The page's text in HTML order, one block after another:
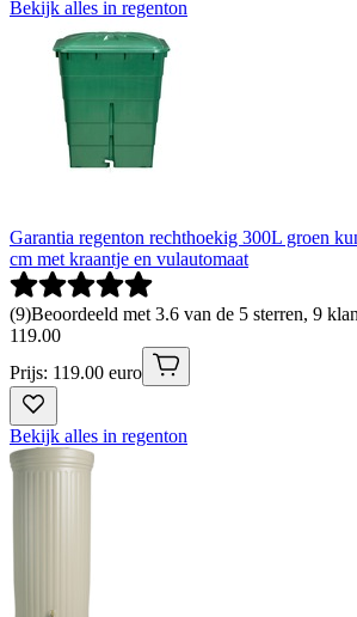
Bekijk alles in regenton
Garantia regenton rechthoekig 300L groen
cm met kraantje en vulautomaat
(9)Beoordeeld met 3.6 van de 5 sterren, 9
119.00
Prijs: 119.00 euro
Bekijk alles in regenton